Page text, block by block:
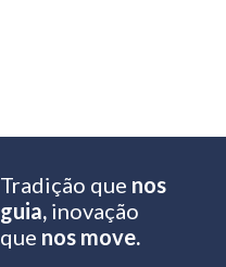
Tradição que nos
guia,inovação
que nos move.